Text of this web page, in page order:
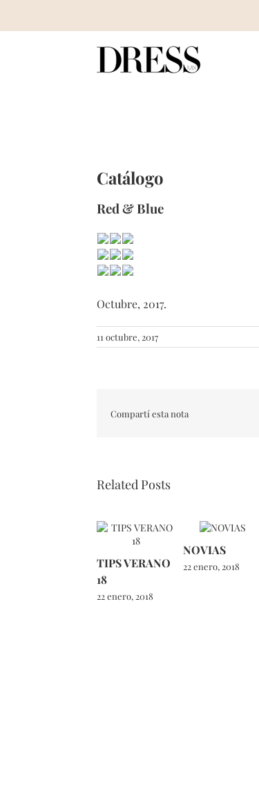
Catálogo
Red & Blue
Octubre, 2017.
11 octubre, 2017
Compartí esta nota
Related Posts
TIPS VERANO
18
22 enero, 2018
NOVIAS
22 enero, 2018